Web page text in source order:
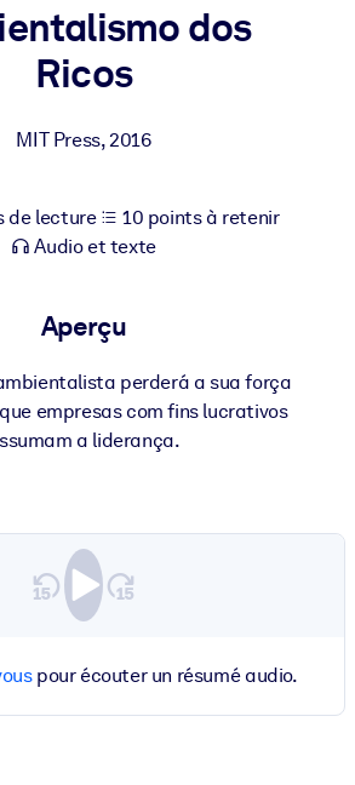
vérifiées et concises dans votre
d'entreprise
d’IA
d'IA avec des connaissances fiables et
les résultats.
dos
Ricos
MIT Press,2016
de lecture
10 points à retenir
Audio et texte
Aperçu
perderá a sua força
empresas com fins lucrativos
a liderança.
pour écouter un résumé audio.